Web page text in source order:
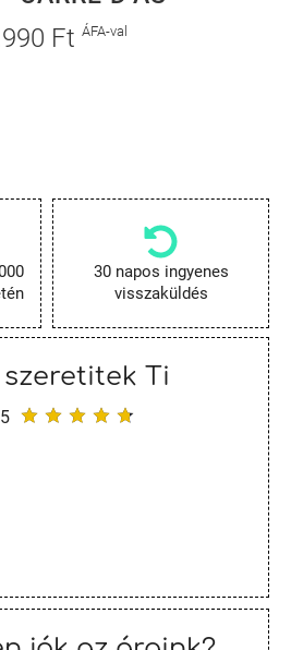
Ft ÁFA-val
30 napos ingyenes
visszaküldés
Ti